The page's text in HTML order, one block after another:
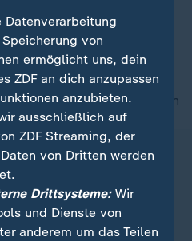
die viel vorhat“, sagt
nach oben
von
ermöglicht uns, dein
ZDF an dich anzupassen
anzubieten.
ausschließlich auf
ZDF Streaming, der
von Dritten werden
Drittsysteme:Wir
und Dienste von
anderem um das Teilen